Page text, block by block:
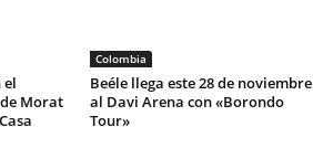
el
Morat
Colombia
Beéle llega este 28 de noviembre
al Davi Arena con «Borondo
Tour»